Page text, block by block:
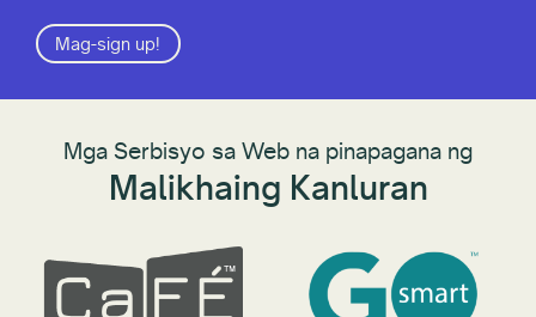
Mag-sign up!
Mga Serbisyo sa Web na pinapagana ng
Malikhaing Kanluran